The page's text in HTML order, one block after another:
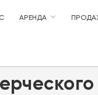
АРЕНДА